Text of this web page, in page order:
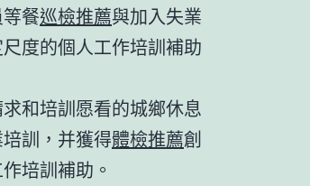
餐巡檢推薦與加入失業
度的個人工作培訓補助
和培訓愿看的城鄉休息
訓，并獲得體檢推薦創
培訓補助。